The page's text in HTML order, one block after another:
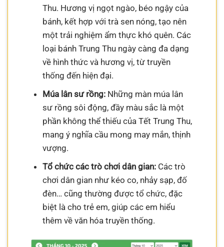
Thu. Hương vị ngọt ngào, béo ngậy của
bánh, kết hợp với trà sen nóng, tạo nên
một trải nghiệm ẩm thực khó quên. Các
loại bánh Trung Thu ngày càng đa dạng
về hình thức và hương vị, từ truyền
thống đến hiện đại.
Múa lân sư rồng:Những màn múa lân
sư rồng sôi động, đầy màu sắc là một
phần không thể thiếu của Tết Trung Thu,
mang ý nghĩa cầu mong may mắn, thịnh
vượng.
Tổ chức các trò chơi dân gian:Các trò
chơi dân gian như kéo co, nhảy sạp, đố
đèn… cũng thường được tổ chức, đặc
biệt là cho trẻ em, giúp các em hiểu
thêm về văn hóa truyền thống.